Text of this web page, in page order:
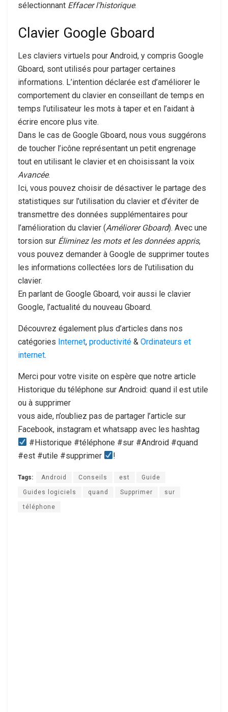
sélectionnant Effacer l’historique.
Clavier Google Gboard
Les claviers virtuels pour Android, y compris Google
Gboard, sont utilisés pour partager certaines
informations. L’intention déclarée est d’améliorer le
comportement du clavier en conseillant de temps en
temps l’utilisateur les mots à taper et en l’aidant à
écrire encore plus vite.
Dans le cas de Google Gboard, nous vous suggérons
de toucher l’icône représentant un petit engrenage
tout en utilisant le clavier et en choisissant la voix
Avancée.
Ici, vous pouvez choisir de désactiver le partage des
statistiques sur l’utilisation du clavier et d’éviter de
transmettre des données supplémentaires pour
l’amélioration du clavier (Améliorer Gboard). Avec une
torsion sur Éliminez les mots et les données appris,
vous pouvez demander à Google de supprimer toutes
les informations collectées lors de l’utilisation du
clavier.
En parlant de Google Gboard, voir aussi le clavier
Google, l’actualité du nouveau Gboard.
Découvrez également plus d’articles dans nos
catégories Internet, productivité & Ordinateurs et
internet.
Merci pour votre visite on espère que notre article
Historique du téléphone sur Android: quand il est utile
ou à supprimer
vous aide, n’oubliez pas de partager l’article sur
Facebook, instagram et whatsapp avec les hashtag
#Historique #téléphone #sur #Android #quand
#est #utile #supprimer
!
Tags: Android Conseils est Guide
Guides logiciels quand Supprimer sur
téléphone